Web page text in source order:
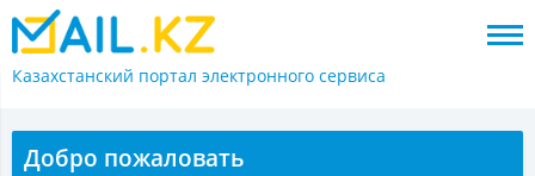
Казахстанский портал электронного сервиса
Добро пожаловать